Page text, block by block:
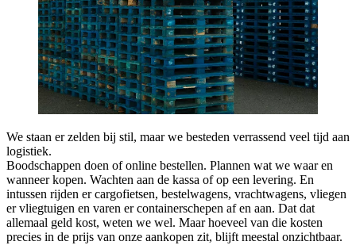
We staan er zelden bij stil, maar we besteden verrassend veel tijd aan
logistiek.
Boodschappen doen of online bestellen. Plannen wat we waar en
wanneer kopen. Wachten aan de kassa of op een levering. En
intussen rijden er cargo­fietsen, bestelwagens, vrachtwagens, vliegen
er vliegtuigen en varen er containerschepen af en aan. Dat dat
allemaal geld kost, weten we wel. Maar hoeveel van die kosten
precies in de prijs van onze aankopen zit, blijft meestal onzichtbaar.